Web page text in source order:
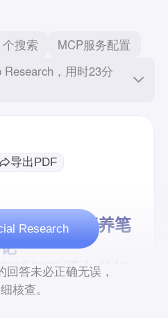
搜索
MCP服务配置
，用时23分
导出PDF
Research
回答未必正确无误，
核查。